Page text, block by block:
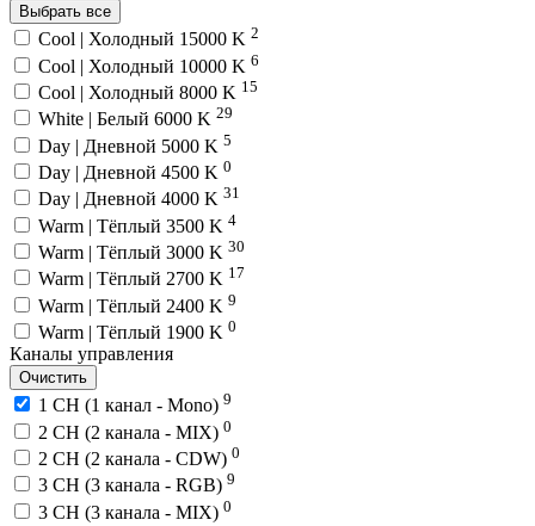
Выбрать все
Cool | Холодный 15000 K 2
Cool | Холодный 10000 K 6
Cool | Холодный 8000 K 15
White | Белый 6000 K 29
Day | Дневной 5000 K 5
Day | Дневной 4500 K 0
Day | Дневной 4000 K 31
Warm | Тёплый 3500 K 4
Warm | Тёплый 3000 K 30
Warm | Тёплый 2700 K 17
Warm | Тёплый 2400 K 9
Warm | Тёплый 1900 K 0
Каналы управления
Очистить
1 CH (1 канал - Mono) 9
2 CH (2 канала - MIX) 0
2 CH (2 канала - CDW) 0
3 CH (3 канала - RGB) 9
3 CH (3 канала - MIX) 0